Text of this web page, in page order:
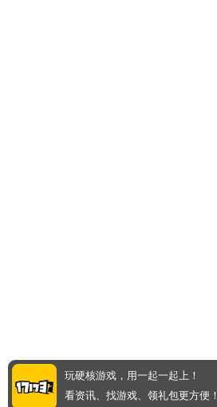
玩硬核游戏，用一起一起上！
看资讯、找游戏、领礼包更方便！